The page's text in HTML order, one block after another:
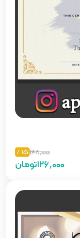
148,00015 ٪
126,000تومان